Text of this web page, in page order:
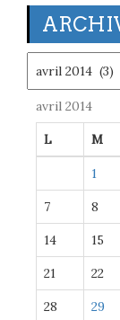
avril 2014
L M
1
7 8
14 15
21 22
28 29